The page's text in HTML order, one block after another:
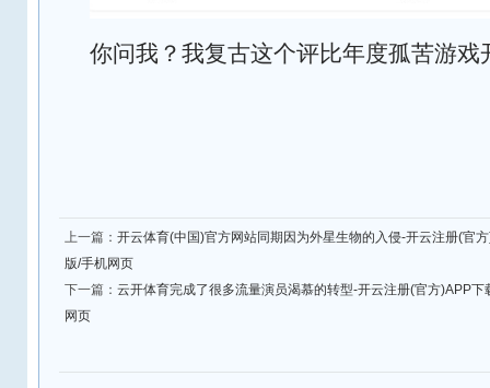
你问我？我复古这个评比年度孤苦游戏
上一篇： 开云体育(中国)官方网站同期因为外星生物的入侵-开云注册(官
版/手机网页
下一篇： 云开体育完成了很多流量演员渴慕的转型-开云注册(官方)APP
网页